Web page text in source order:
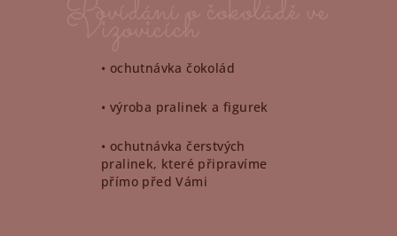
• ochutnávka čokolád
• výroba pralinek a figurek
• ochutnávka čerstvých
pralinek, které připravíme
přímo před Vámi